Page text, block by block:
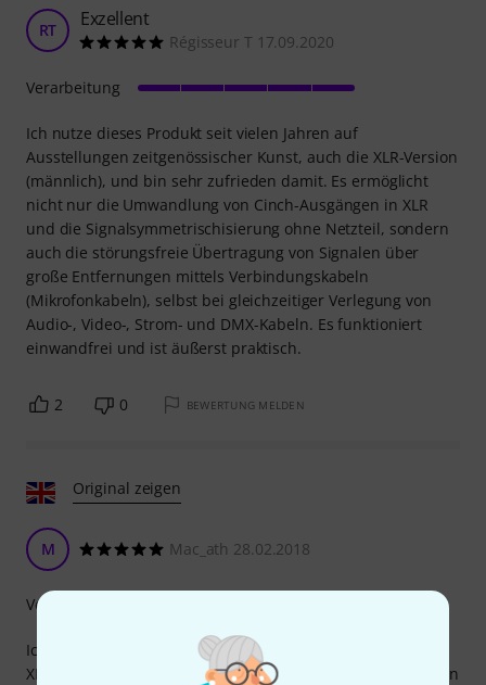
RT Exzellent
Régisseur T 17.09.2020
Ich nutze dieses Produkt seit vielen Jahren auf
Ausstellungen zeitgenössischer Kunst, auch die XLR-Version
(männlich), und bin sehr zufrieden damit. Es ermöglicht
nicht nur die Umwandlung von Cinch-Ausgängen in XLR
und die Signalsymmetrischisierung ohne Netzteil, sondern
auch die störungsfreie Übertragung von Signalen über
große Entfernungen mittels Verbindungskabeln
(Mikrofonkabeln), selbst bei gleichzeitiger Verlegung von
Audio-, Video-, Strom- und DMX-Kabeln. Es funktioniert
einwandfrei und ist äußerst praktisch.
Verarbeitung
2 0 BEWERTUNG MELDEN
Original zeigen
M Mac_ath 28.02.2018
Ich verwende den Transformator, um den symmetrischen
XLR-Ausgang meiner Soundkarte mit dem unsymmetrischen
Verarbeitung